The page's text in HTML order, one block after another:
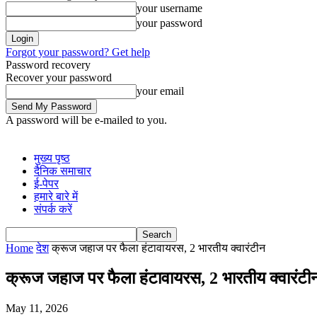
your username
your password
Forgot your password? Get help
Password recovery
Recover your password
your email
A password will be e-mailed to you.
मुख्य पृष्ठ
दैनिक समाचार
ई-पेपर
हमारे बारे में
संपर्क करें
Home देश क्रूज जहाज पर फैला हंटावायरस, 2 भारतीय क्वारंटीन
क्रूज जहाज पर फैला हंटावायरस, 2 भारतीय
May 11, 2026